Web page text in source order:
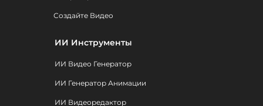
Создайте Видео
ИИ Инструменты
ИИ Видео Генератор
ИИ Генератор Анимации
ИИ Видеоредактор